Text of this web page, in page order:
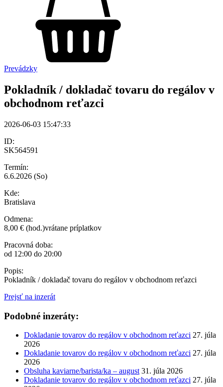
Prevádzky
Pokladník / dokladač tovaru do regálov v
obchodnom reťazci
2026-06-03 15:47:33
ID:
SK564591
Termín:
6.6.2026 (So)
Kde:
Bratislava
Odmena:
8,00 € (hod.)vrátane príplatkov
Pracovná doba:
od 12:00 do 20:00
Popis:
Pokladník / dokladač tovaru do regálov v obchodnom reťazci
Prejsť na inzerát
Podobné inzeráty:
Dokladanie tovarov do regálov v obchodnom reťazci 27. júla
2026
Dokladanie tovarov do regálov v obchodnom reťazci 27. júla
2026
Obsluha kaviarne/barista/ka – august 31. júla 2026
Dokladanie tovarov do regálov v obchodnom reťazci 27. júla